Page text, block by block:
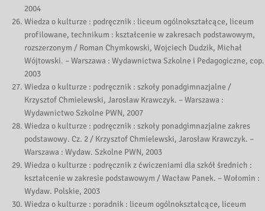
2004
Wiedza o kulturze : podręcznik : liceum ogólnokształcące, liceum
profilowane, technikum : kształcenie w zakresach podstawowym,
rozszerzonym / Roman Chymkowski, Wojciech Dudzik, Michał
Wójtowski. – Warszawa : Wydawnictwa Szkolne i Pedagogiczne, cop.
2003
Wiedza o kulturze : podręcznik : szkoły ponadgimnazjalne /
Krzysztof Chmielewski, Jarosław Krawczyk. – Warszawa :
Wydawnictwo Szkolne PWN, 2007
Wiedza o kulturze : podręcznik : szkoły ponadgimnazjalne zakres
podstawowy. Cz. 2 / Krzysztof Chmielewski, Jarosław Krawczyk. –
Warszawa : Wydaw. Szkolne PWN, 2003
Wiedza o kulturze : podręcznik z ćwiczeniami dla szkół średnich :
kształcenie w zakresie podstawowym / Wacław Panek. – Wołomin :
Wydaw. Polskie, 2003
Wiedza o kulturze : poradnik : liceum ogólnokształcące, liceum